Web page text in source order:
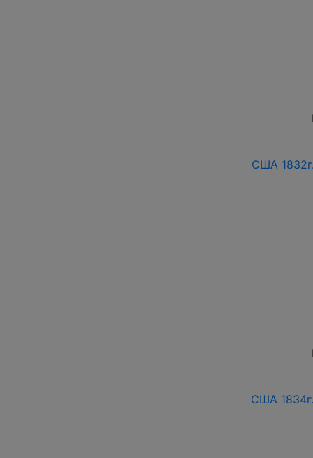
США
США